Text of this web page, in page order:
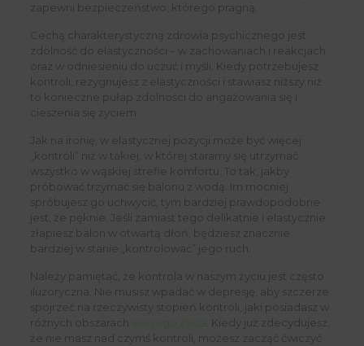
zapewni bezpieczeństwo, którego pragną.
Cechą charakterystyczną zdrowia psychicznego jest
zdolność do elastyczności – w zachowaniach i reakcjach
oraz w odniesieniu do uczuć i myśli. Kiedy potrzebujesz
kontroli, rezygnujesz z elastyczności i stawiasz niższy niż
to konieczne pułap zdolności do angażowania się i
cieszenia się życiem.
Jak na ironię, w elastycznej pozycji może być więcej
„kontroli” niż w takiej, w której staramy się utrzymać
wszystko w wąskiej strefie komfortu. To tak, jakby
próbować trzymać się balonu z wodą. Im mocniej
spróbujesz go uchwycić, tym bardziej prawdopodobne
jest, że pęknie. Jeśli zamiast tego delikatnie i elastycznie
złapiesz balon w otwartą dłoń, będziesz znacznie
bardziej w stanie „kontrolować” jego ruch.
Należy pamiętać, że kontrola w naszym życiu jest często
iluzoryczna. Nie musisz wpadać w depresję, aby szczerze
spojrzeć na rzeczywisty stopień kontroli, jaki posiadasz w
różnych obszarach
. Kiedy już zdecydujesz,
że nie masz nad czymś kontroli, możesz zacząć ćwiczyć